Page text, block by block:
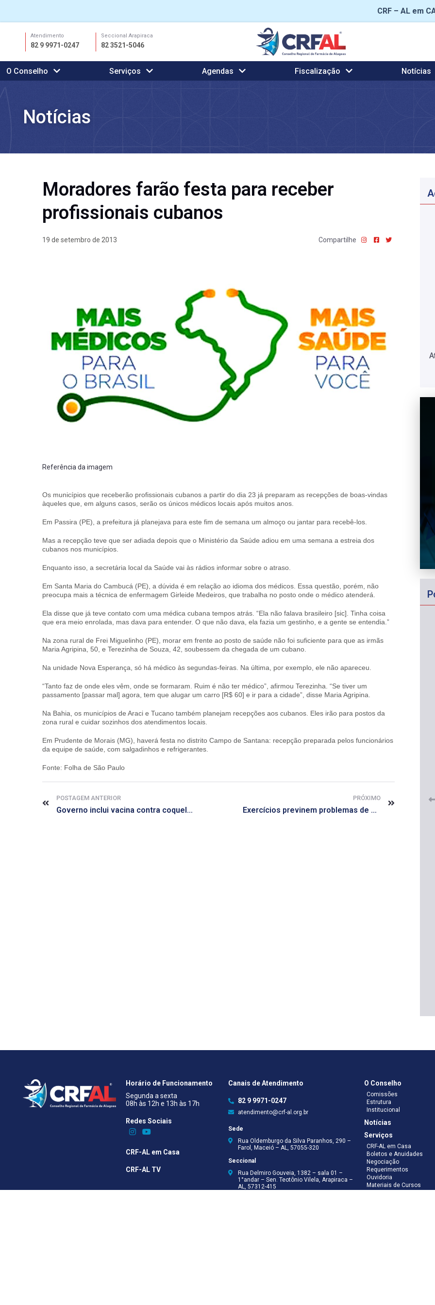
CRF – AL em
conteúdo
Atendimento
82 9 9971-0247
Seccional Arapiraca
82 3521-5046
O Conselho Serviços Agendas Fiscalização Notícias
Notícias
Moradores farão festa para receber
profissionais cubanos
19 de setembro de 2013 Compartilhe
Referência da imagem
Os municípios que receberão profissionais cubanos a partir do dia 23 já preparam as recepções de boas-vindas
àqueles que, em alguns casos, serão os únicos médicos locais após muitos anos.
Em Passira (PE), a prefeitura já planejava para este fim de semana um almoço ou jantar para recebê-los.
Mas a recepção teve que ser adiada depois que o Ministério da Saúde adiou em uma semana a estreia dos
cubanos nos municípios.
Enquanto isso, a secretária local da Saúde vai às rádios informar sobre o atraso.
Em Santa Maria do Cambucá (PE), a dúvida é em relação ao idioma dos médicos. Essa questão, porém, não
preocupa mais a técnica de enfermagem Girleide Medeiros, que trabalha no posto onde o médico atenderá.
Ela disse que já teve contato com uma médica cubana tempos atrás. “Ela não falava brasileiro [sic]. Tinha coisa
que era meio enrolada, mas dava para entender. O que não dava, ela fazia um gestinho, e a gente se entendia.”
Na zona rural de Frei Miguelinho (PE), morar em frente ao posto de saúde não foi suficiente para que as irmãs
Maria Agripina, 50, e Terezinha de Souza, 42, soubessem da chegada de um cubano.
Na unidade Nova Esperança, só há médico às segundas-feiras. Na última, por exemplo, ele não apareceu.
“Tanto faz de onde eles vêm, onde se formaram. Ruim é não ter médico”, afirmou Terezinha. “Se tiver um
passamento [passar mal] agora, tem que alugar um carro [R$ 60] e ir para a cidade”, disse Maria Agripina.
Na Bahia, os municípios de Araci e Tucano também planejam recepções aos cubanos. Eles irão para postos da
zona rural e cuidar sozinhos dos atendimentos locais.
Em Prudente de Morais (MG), haverá festa no distrito Campo de Santana: recepção preparada pelos funcionários
da equipe de saúde, com salgadinhos e refrigerantes.
Fonte: Folha de São Paulo
POSTAGEM ANTERIOR
Governo inclui vacina contra coqueluche para grávidas na rede pública
PRÓXIMO
Exercícios previnem problemas de saúde após a menopausa, diz Unesp
CRF-AL reforça importância do
farmacêutico em nova resolução
base de Cannabis
CRF-AL renova parceria com
Horário de Funcionamento
Segunda a sexta
08h às 12h e 13h às 17h
Redes Sociais​
CRF-AL em Casa
CRF-AL TV
Canais de Atendimento
82 9 9971-0247
atendimento@crf-al.org.br
Sede
Rua Oldemburgo da Silva Paranhos, 290 –
Farol, Maceió – AL, 57055-320
Seccional
Rua Delmiro Gouveia, 1382 – sala 01 –
1°andar – Sen. Teotônio Vilela, Arapiraca –
AL, 57312-415
O Conselho
Comissões
Estrutura
Institucional
Notícias
Serviços
CRF-AL em Casa
Boletos e Anuidades
Negociação
Requerimentos
Ouvidoria
Materiais de Cursos